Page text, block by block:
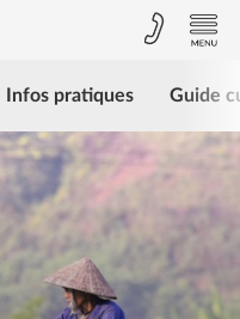
Infos pratiques Guide